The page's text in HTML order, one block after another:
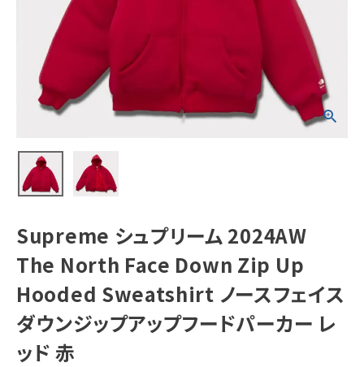
Supreme シュプ
リーム 2024AW
The North
Face Down Zip
Up Hooded
Sweatshirt ノー
スフェイスダウン
ジップアップフー
ドパーカー レッド
(税込)
NEW ITEMS
CATEGORY
Tシャツ・ロングスリーブ
パーカー・トレーナー
キャップ・ハット
ニット帽・ビーニー
バックパック・リュック
その他バッグ類
Supreme シュプリーム 2024AW
The North Face Down Zip Up
Hooded Sweatshirt ノースフェイス
ダウンジップアップフードパーカー レ
ッド 赤